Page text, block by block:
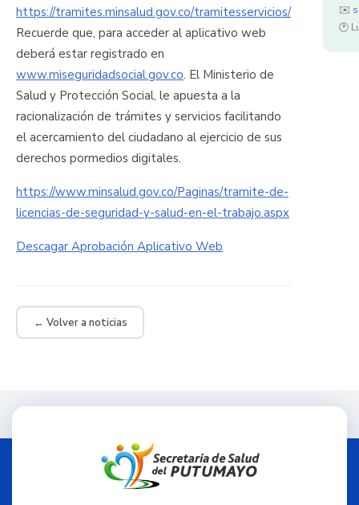
https://tramites.minsalud.gov.co/tramitesservicios/
Recuerde que, para acceder al aplicativo web
deberá estar registrado en
www.miseguridadsocial.gov.co. El Ministerio de
Salud y Protección Social, le apuesta a la
racionalización de trámites y servicios facilitando
el acercamiento del ciudadano al ejercicio de sus
derechos pormedios digitales.
https://www.minsalud.gov.co/Paginas/tramite-de-
licencias-de-seguridad-y-salud-en-el-trabajo.aspx
Descagar Aprobación Aplicativo Web
← Volver a noticias
✉️
🕐